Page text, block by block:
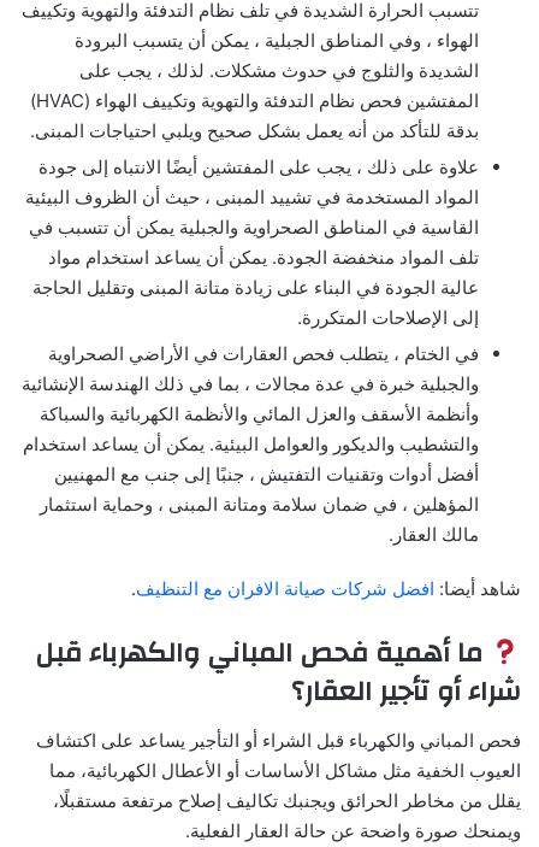
تتسبب الحرارة الشديدة في تلف نظام التدفئة والتهوية وتكييف
الهواء ، وفي المناطق الجبلية ، يمكن أن يتسبب البرودة
الشديدة والثلوج في حدوث مشكلات. لذلك ، يجب على
المفتشين فحص نظام التدفئة والتهوية وتكييف الهواء (HVAC)
بدقة للتأكد من أنه يعمل بشكل صحيح ويلبي احتياجات المبنى.
علاوة على ذلك ، يجب على المفتشين أيضًا الانتباه إلى جودة
المواد المستخدمة في تشييد المبنى ، حيث أن الظروف البيئية
القاسية في المناطق الصحراوية والجبلية يمكن أن تتسبب في
تلف المواد منخفضة الجودة. يمكن أن يساعد استخدام مواد
عالية الجودة في البناء على زيادة متانة المبنى وتقليل الحاجة
إلى الإصلاحات المتكررة.
في الختام ، يتطلب فحص العقارات في الأراضي الصحراوية
والجبلية خبرة في عدة مجالات ، بما في ذلك الهندسة الإنشائية
وأنظمة الأسقف والعزل المائي والأنظمة الكهربائية والسباكة
والتشطيب والديكور والعوامل البيئية. يمكن أن يساعد استخدام
أفضل أدوات وتقنيات التفتيش ، جنبًا إلى جنب مع المهنيين
المؤهلين ، في ضمان سلامة ومتانة المبنى ، وحماية استثمار
مالك العقار.
شاهد أيضا: افضل شركات صيانة الافران مع التنظيف.
ما أهمية فحص المباني والكهرباء قبل
شراء أو تأجير العقار؟
فحص المباني والكهرباء قبل الشراء أو التأجير يساعد على اكتشاف
العيوب الخفية مثل مشاكل الأساسات أو الأعطال الكهربائية، مما
يقلل من مخاطر الحرائق ويجنبك تكاليف إصلاح مرتفعة مستقبلًا،
ويمنحك صورة واضحة عن حالة العقار الفعلية.